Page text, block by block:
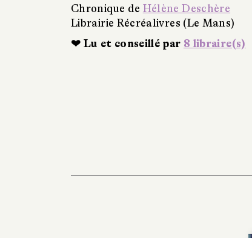
Chronique de Hélène Deschère
Librairie Récréalivres (Le Mans)
❤ Lu et conseillé par 8 libraire(s)